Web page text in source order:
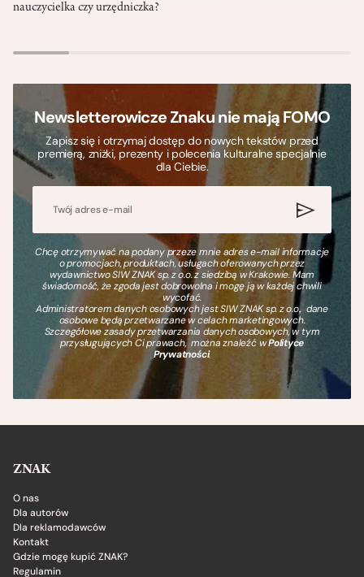
nauczycielka czy urzędniczka?
Newsletterowicze Znaku nie mają FOMO
Zapisz się i otrzymaj dostęp do nowych tekstów przed
premierą, zniżki, prezenty i polecenia kulturalne specjalnie
dla Ciebie.
Chcę otrzymywać na podany przeze mnie adres e-mail informacje
o promocjach, produktach, usługach oferowanych przez
wydawnictwo SIW ZNAK sp. z o.o. z siedzibą w Krakowie. Mam
świadomość, że zgoda jest dobrowolna i mogę ją w każdej chwili
wycofać.
Administratorem danych osobowych jest SIW ZNAK sp. z o.o., dane
osobowe będą przetwarzane w celach marketingowych.
Szczegółowe zasady przetwarzania danych osobowych, w tym
przysługujących Ci prawach, można znaleźć wPolityce
Prywatności.
ZNAK
O nas
Dla autorów
Dla reklamodawców
Kontakt
Gdzie mogę kupić ZNAK?
Regulamin